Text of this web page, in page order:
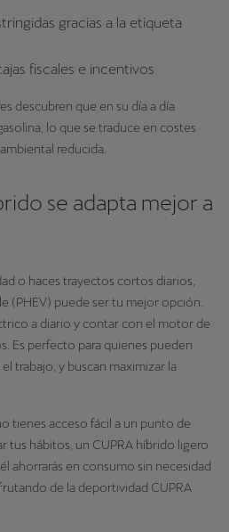
gracias a la etiqueta
fiscales e incentivos
descubren que en su día a día
lo que se traduce en costes
reducida.
se adapta mejor a
o haces trayectos cortos diarios,
(PHEV) puede ser tu mejor opción.
a diario y contar con el motor de
Es perfecto para quienes pueden
trabajo, y buscan maximizar la
tienes acceso fácil a un punto de
tus hábitos, un CUPRA híbrido ligero
ahorrarás en consumo sin necesidad
de la deportividad CUPRA